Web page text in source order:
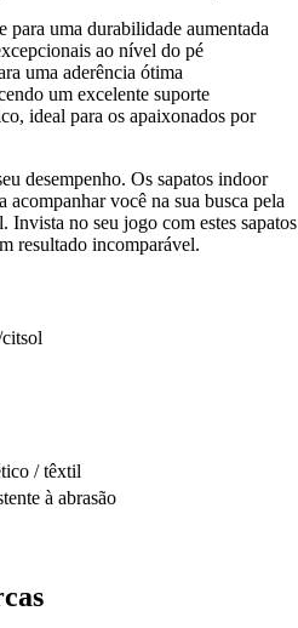
para uma durabilidade aumentada
ao nível do pé
uma aderência ótima
um excelente suporte
ideal para os apaixonados por
desempenho. Os sapatos indoor
acompanhar você na sua busca pela
Invista no seu jogo com estes sapatos
resultado incomparável.
/ têxtil
à abrasão